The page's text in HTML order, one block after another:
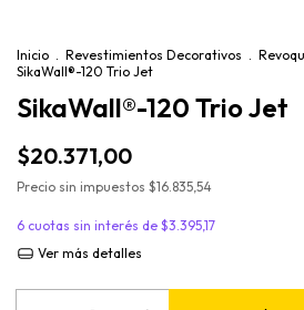
Inicio Revestimientos Decorativos
SikaWall®-120 Trio Jet
SikaWall®-120 Trio Jet
$20.371,00
Precio sin impuestos $16.835,54
6 cuotas sin interés de $3.395,17
Ver más detalles